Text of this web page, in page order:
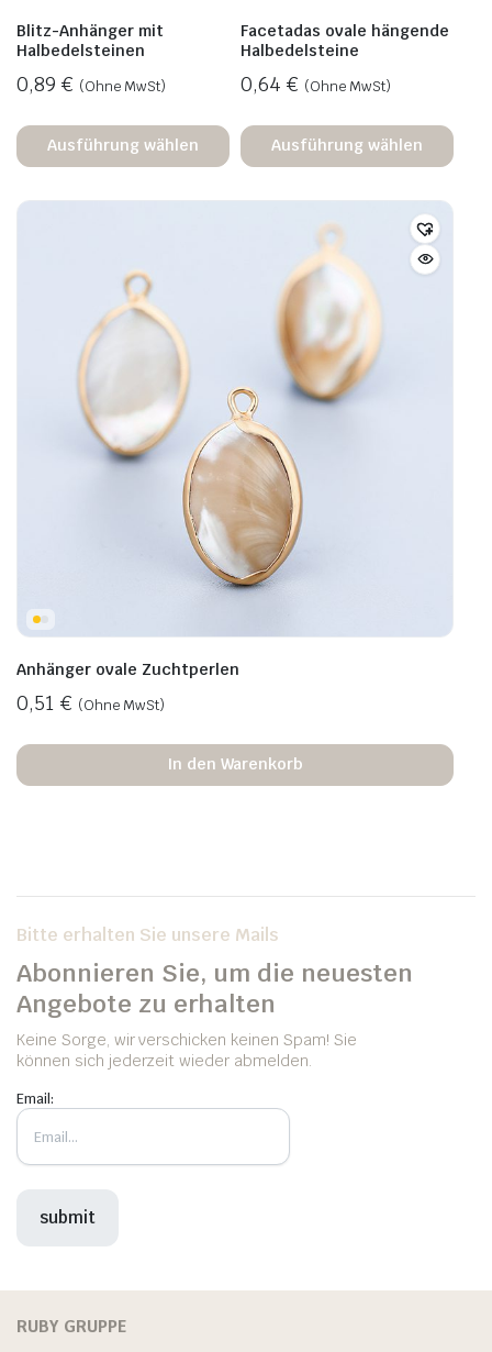
Blitz-Anhänger mit
Halbedelsteinen
0,89 € (Ohne MwSt)
Ausführung wählen
Facetadas ovale hängende
Halbedelsteine
0,64 € (Ohne MwSt)
Ausführung wählen
Anhänger ovale Zuchtperlen
0,51 € (Ohne MwSt)
In den Warenkorb
Bitte erhalten Sie unsere Mails
Abonnieren Sie, um die neuesten
Angebote zu erhalten
Keine Sorge, wir verschicken keinen Spam! Sie
können sich jederzeit wieder abmelden.
Email:
RUBY GRUPPE